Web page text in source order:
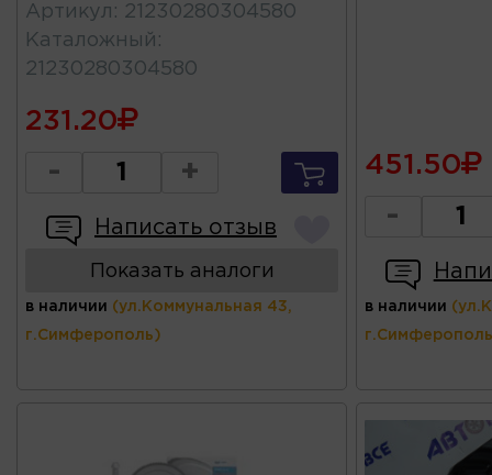
Артикул : 21230280304580
Каталожный :
21230280304580
231.20
- +
Написать отзыв
Показать аналоги
в наличии (ул.Коммунальная 43,
г.Симферополь)
451.50
-
в наличии